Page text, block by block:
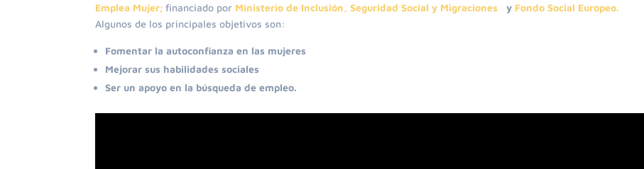
Emplea Mujer; financiado por Ministerio de Inclusión, Seguridad Social y Migraciones y Fondo Social Europeo.
Algunos de los principales objetivos son:
Fomentar la autoconfianza en las mujeres
Mejorar sus habilidades sociales
Ser un apoyo en la búsqueda de empleo.